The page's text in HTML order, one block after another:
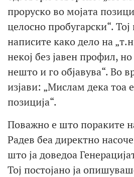
проруско во мојата
целосно пробугарски“.
написите како дело на
некој без јавен профил,
нешто и го објавува“. Во
изјави: „Мислам дека тоа
позиција“.
Поважно е што пораките
Радев беа директно
што ја доведоа
Тој постојано ја